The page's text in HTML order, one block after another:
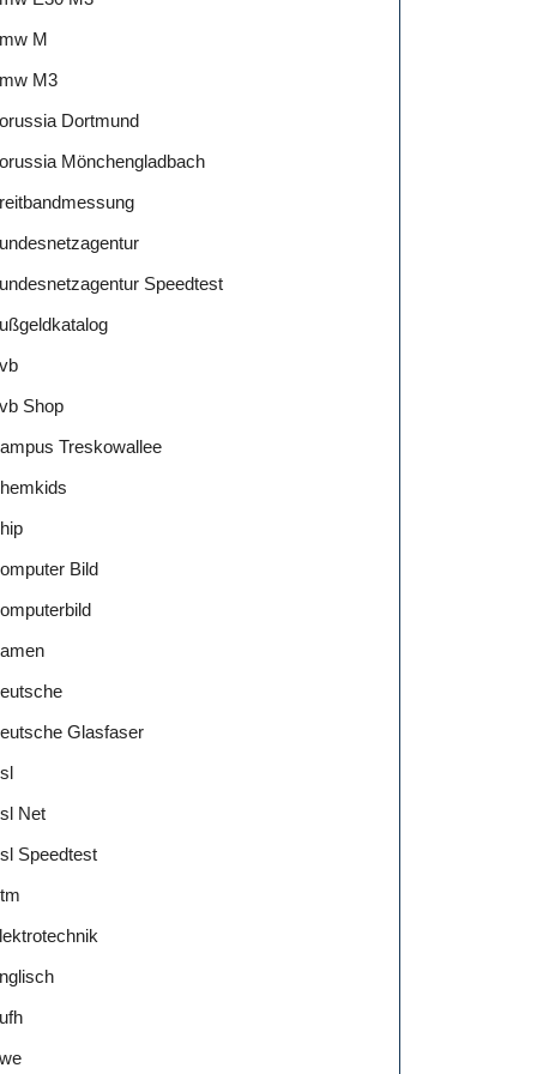
M
M3
Dortmund
Mönchengladbach
Speedtest
Shop
Treskowallee
Bild
Glasfaser
Net
Speedtest